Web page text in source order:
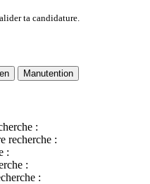
ta candidature.
Manutention
:
recherche :
:
:
: